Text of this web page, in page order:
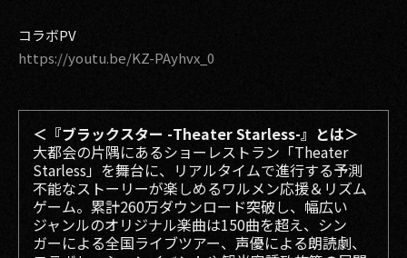
2016
2015
2014
2013
コラボPV
https://youtu.be/KZ-PAyhvx_0
＜『ブラックスター -Theater Starless-』とは＞
大都会の片隅にあるショーレストラン「Theater
Starless」を舞台に、リアルタイムで進行する予測
不能なストーリーが楽しめるワルメン応援＆リズム
ゲーム。累計260万ダウンロード突破し、幅広い
ジャンルのオリジナル楽曲は150曲を超え、シン
ガーによる全国ライブツアー、声優による朗読劇、